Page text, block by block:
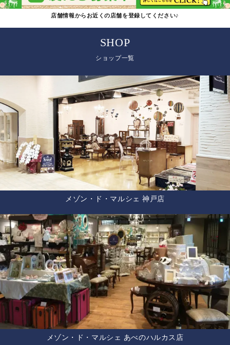
店舗情報からお近くの店舗を登録してください♪
SHOP
ショップ一覧
メゾン・ド・マルシェ 神戸店
メゾン・ド・マルシェ あべのハルカス店